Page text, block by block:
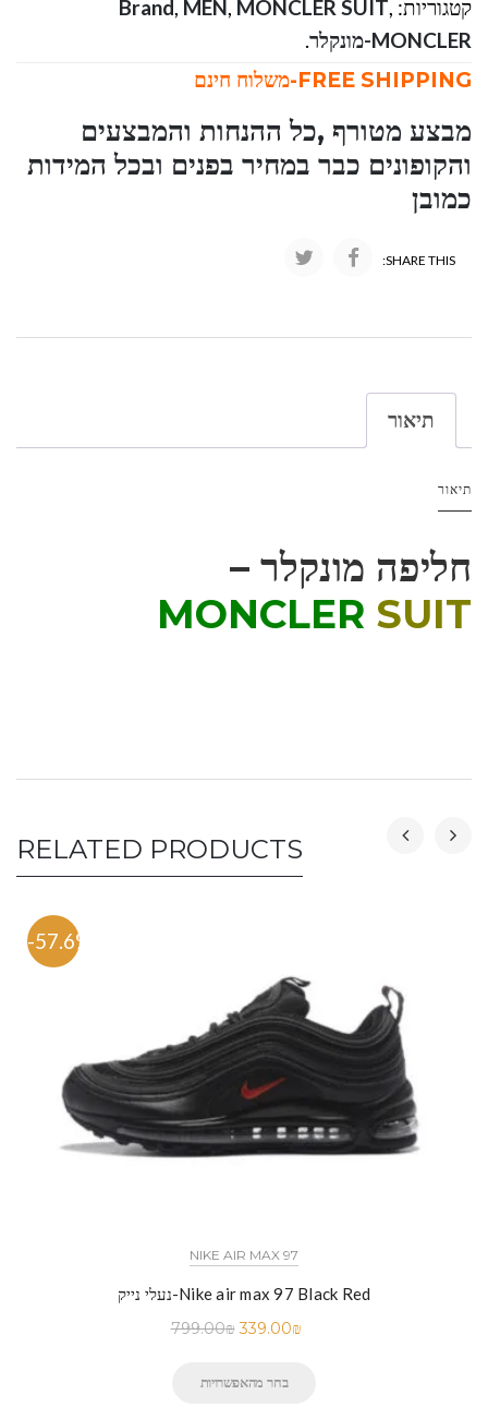
קטגוריות: Brand, MEN, MONCLER SUIT,
MONCLER-מונקלר
.
FREE SHIPPING-משלוח חינם
מבצע מטורף ,כל ההנחות והמבצעים
והקופונים כבר במחיר בפנים ובכל המידות
כמובן
SHARE THIS:
תיאור
תיאור
חליפה מונקלר –
MONCLER SUIT
RELATED PRODUCTS
-57.6%
NIKE AIR MAX 97
נעלי נייק-Nike air max 97 Black Red
799.00₪ 339.00₪
בחר מהאפשרויות